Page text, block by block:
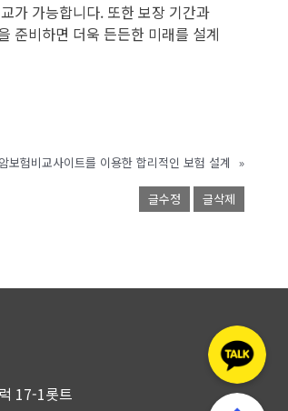
가 가능합니다. 또한 보장 기간과
준비하면 더욱 든든한 미래를 설계
암보험비교사이트를 이용한 합리적인 보험 설계 »
글수정 글삭제
17-1롯트